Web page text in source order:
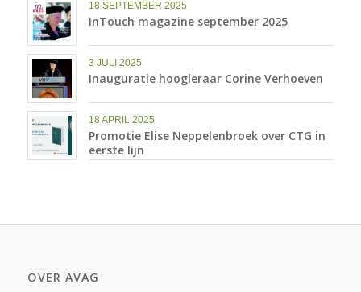
18 SEPTEMBER 2025
InTouch magazine september 2025
3 JULI 2025
Inauguratie hoogleraar Corine Verhoeven
18 APRIL 2025
Promotie Elise Neppelenbroek over CTG in
eerste lijn
OVER AVAG